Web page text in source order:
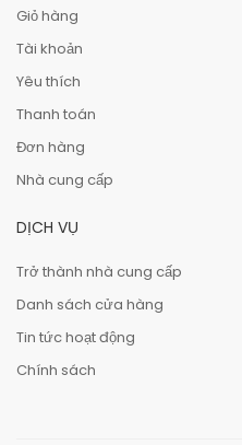
Giỏ hàng
Tài khoản
Yêu thích
Thanh toán
Đơn hàng
Nhà cung cấp
DỊCH VỤ
Trở thành nhà cung cấp
Danh sách cửa hàng
Tin tức hoạt động
Chính sách